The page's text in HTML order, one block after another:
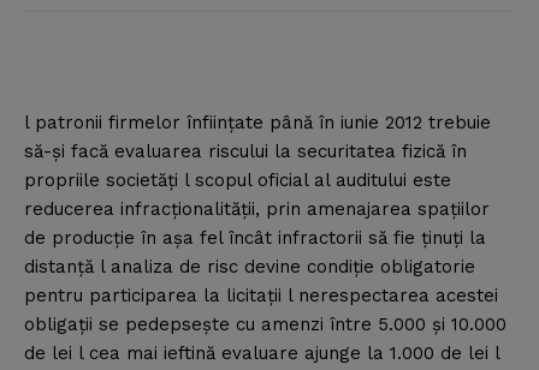
l patronii firmelor înfiinţate până în iunie 2012 trebuie
să-şi facă evaluarea riscului la securitatea fizică în
propriile societăţi l scopul oficial al auditului este
reducerea infracţionalităţii, prin amenajarea spaţiilor
de producţie în aşa fel încât infractorii să fie ţinuţi la
distanţă l analiza de risc devine condiţie obligatorie
pentru participarea la licitaţii l nerespectarea acestei
obligaţii se pedepseşte cu amenzi între 5.000 şi 10.000
de lei l cea mai ieftină evaluare ajunge la 1.000 de lei l